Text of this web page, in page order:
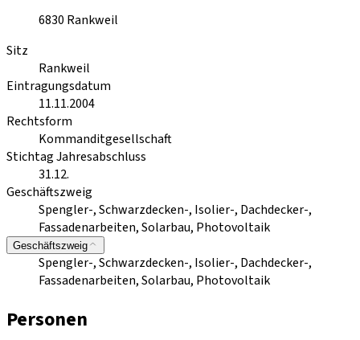
6830 Rankweil
Sitz
Rankweil
Eintragungsdatum
11.11.2004
Rechtsform
Kommanditgesellschaft
Stichtag Jahresabschluss
31.12.
Geschäftszweig
Spengler-, Schwarzdecken-, Isolier-, Dachdecker-,
Fassadenarbeiten, Solarbau, Photovoltaik
Geschäftszweig
Spengler-, Schwarzdecken-, Isolier-, Dachdecker-,
Fassadenarbeiten, Solarbau, Photovoltaik
Personen